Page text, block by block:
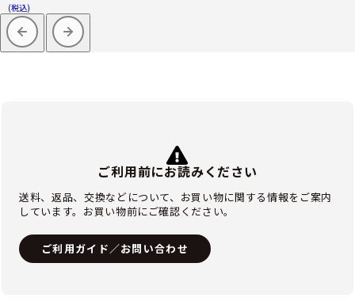
(税込)
ご利用前にお読みください
送料、返品、交換などについて、お買い物に関する情報をご案内
しています。お買い物前にご確認ください。
ご利用ガイド／お問い合わせ